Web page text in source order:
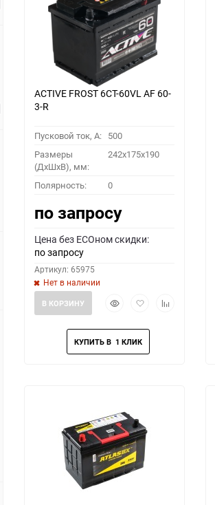
60
90
150
ACTIVE FROST 6СТ-60VL АF 60-
3-R
Пусковой ток, A: 500
Размеры
(ДхШхВ), мм:
242x175x190
Полярность: 0
по запросу
Цена без ECOном скидки:
по запросу
Артикул: 65975
Нет в наличии
БыстрыйДобавить
избранное
Добавить
В КОРЗИНУ